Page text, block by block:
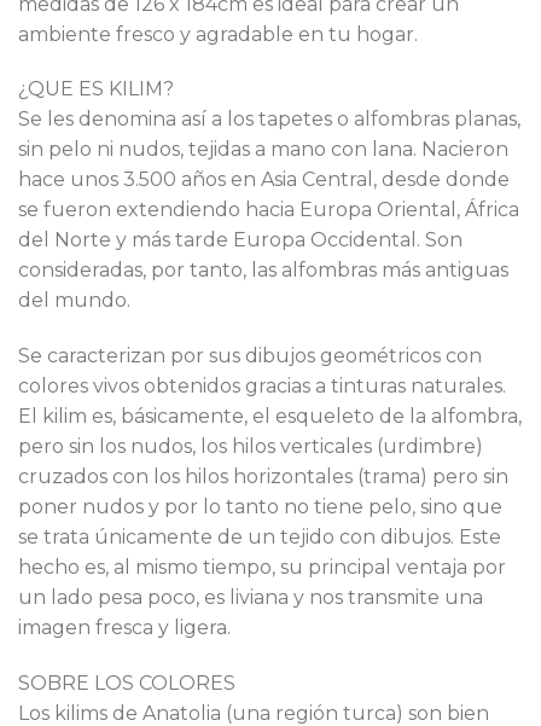
ambiente fresco y agradable en tu hogar.
¿QUE ES KILIM?
Se les denomina así a los tapetes o alfombras planas,
sin pelo ni nudos, tejidas a mano con lana. Nacieron
hace unos 3.500 años en Asia Central, desde donde
se fueron extendiendo hacia Europa Oriental, África
del Norte y más tarde Europa Occidental. Son
consideradas, por tanto, las alfombras más antiguas
del mundo.
Se caracterizan por sus dibujos geométricos con
colores vivos obtenidos gracias a tinturas naturales.
El kilim es, básicamente, el esqueleto de la alfombra,
pero sin los nudos, los hilos verticales (urdimbre)
cruzados con los hilos horizontales (trama) pero sin
poner nudos y por lo tanto no tiene pelo, sino que
se trata únicamente de un tejido con dibujos. Este
hecho es, al mismo tiempo, su principal ventaja por
un lado pesa poco, es liviana y nos transmite una
imagen fresca y ligera.
SOBRE LOS COLORES
Los kilims de Anatolia (una región turca) son bien